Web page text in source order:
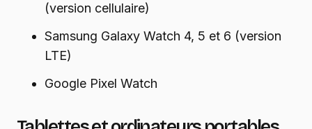
(version cellulaire)
Samsung Galaxy Watch 4, 5 et 6 (version
LTE)
Google Pixel Watch